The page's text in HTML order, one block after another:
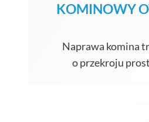
KOMINOWY
Naprawa komina
o przekroju